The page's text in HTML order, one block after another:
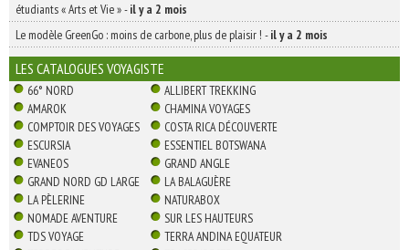
étudiants « Arts et Vie »-il y a 2 mois
Le modèle GreenGo : moins de carbone, plus de plaisir ! -il y a 2 mois
LES CATALOGUES VOYAGISTE
66° NORD
ALLIBERT TREKKING
AMAROK
CHAMINA VOYAGES
COMPTOIR DES VOYAGES
COSTA RICA DÉCOUVERTE
ESCURSIA
ESSENTIEL BOTSWANA
EVANEOS
GRAND ANGLE
GRAND NORD GD LARGE
LA BALAGUÈRE
LA PÈLERINE
NATURABOX
NOMADE AVENTURE
SUR LES HAUTEURS
TDS VOYAGE
TERRA ANDINA EQUATEUR